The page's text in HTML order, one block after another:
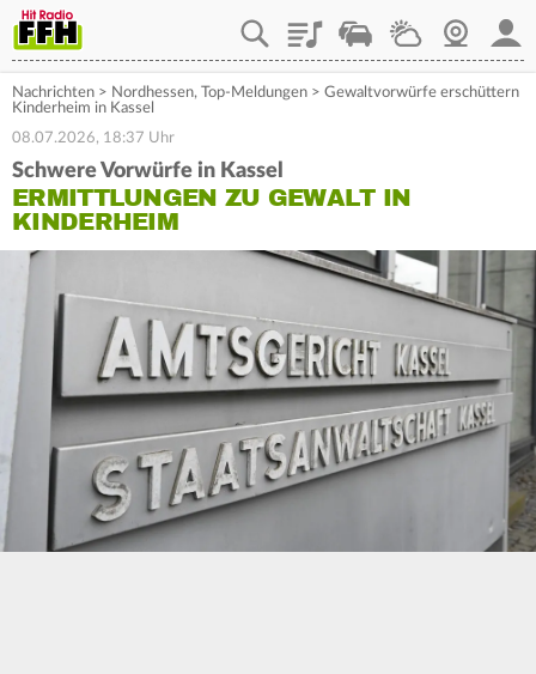
PlaylistStaupilotWetterWebcam
Nachrichten > Nordhessen, Top-Meldungen > Gewaltvorwürfe erschüttern
Kinderheim in Kassel
08.07.2026, 18:37 Uhr
Schwere Vorwürfe in Kassel
ERMITTLUNGEN ZU GEWALT IN
KINDERHEIM